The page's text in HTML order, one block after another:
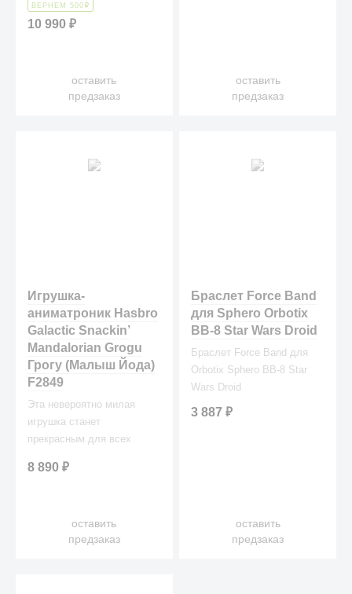
любителей популярного
персонажа!
ВЕРНЕМ 500 ₽
10 990₽
оставить
предзаказ
оставить
предзаказ
Игрушка-
аниматроник Hasbro
Galactic Snackin’
Mandalorian Grogu
Грогу (Малыш Йода)
F2849
Эта невероятно милая
игрушка станет
прекрасным для всех
любителей популярного
8 890₽
оставить
предзаказ
Браслет Force Band
для Sphero Orbotix
BB-8 Star Wars Droid
Браслет Force Band для
Orbotix Sphero BB-8 Star
Wars Droid
3 887₽
оставить
предзаказ